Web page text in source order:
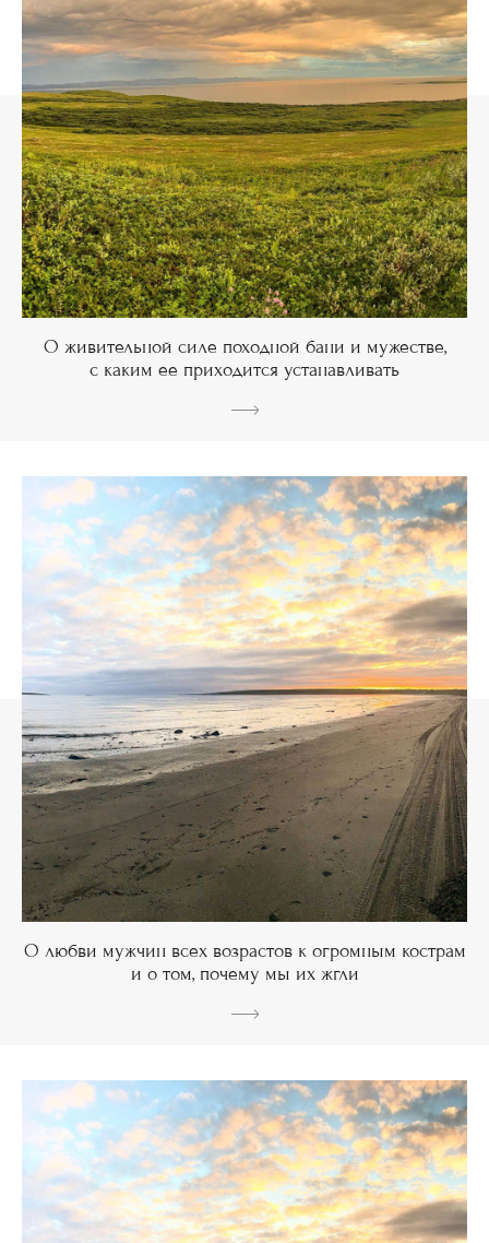
О живительной силе походной бани и мужестве,
с каким ее приходится устанавливать
О любви мужчин всех возрастов к огромным кострам
и о том, почему мы их жгли